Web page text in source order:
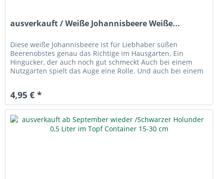
ausverkauft / Weiße Johannisbeere Weiße...
Diese weiße Johannisbeere ist für Liebhaber süßen
Beerenobstes genau das Richtige im Hausgarten. Ein
Hingucker, der auch noch gut schmeckt Auch bei einem
Nutzgarten spielt das Auge eine Rolle. Und auch bei einem
4,95 € *